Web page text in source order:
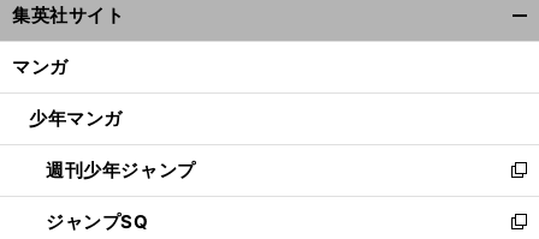
ィ
ン
ウ
開
く
集英社サイト
マンガ
少年マンガ
週刊少年ジャンプ
新
し
い
ジャンプSQ
新